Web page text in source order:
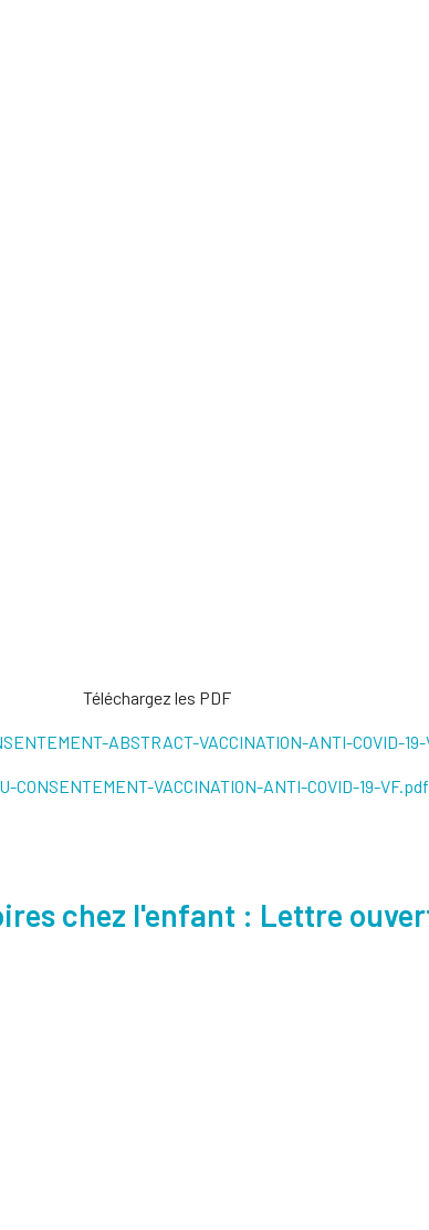
Téléchargez les PDF
ABSTRACT-VACCINATION-ANTI-COVID-
CONSENTEMENT-VACCINATION-ANTI-COVID-19-VF.pdf
chez l'enfant : Lettre